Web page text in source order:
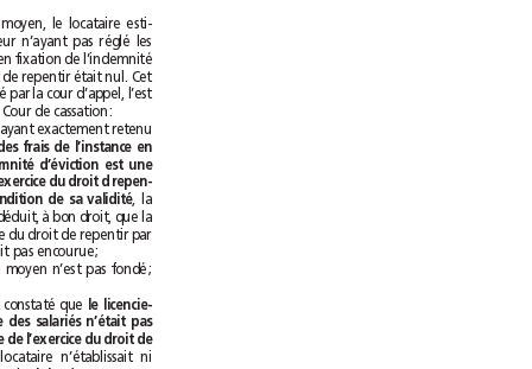
Dans un premier moyen, le locataire esti-
mait que le bailleur n’ayant pas réglé les
frais de l’instance en fixation de l’indemnité
d’éviction, le droit de repentir était nul. Cet
argument repoussé par la cour d’appel, l’est
tout autant par la Cour de cassation:
“Mais attendu qu’ayant exactement retenu
le paiement des frais de l’instance en
fixation de l’indemnité d’éviction est une
conséquence de l’exercice du droit d repen-
tir et non une condition de sa validité , la
cour d’appel en a déduit, à bon droit, que la
nullité de l’exercice du droit de repentir par
la bailleresse n’était pas encourue;
D’où il suit que le moyen n’est pas fondé;
le licencie-
ment économique des salariés n’était pas
intervenu à la date de l’exercice du droit de
, que le locataire n’établissait ni